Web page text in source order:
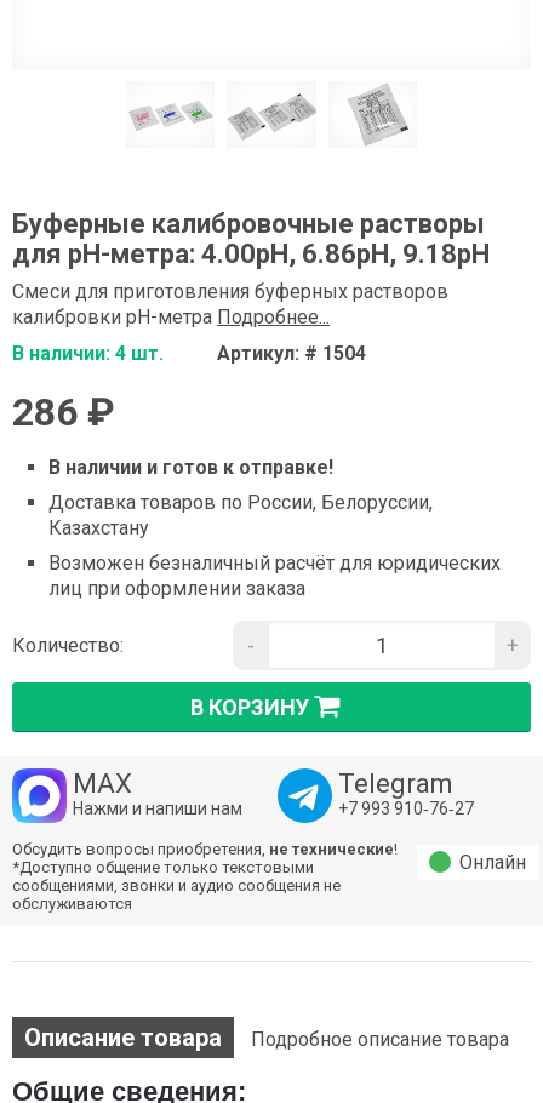
Буферные калибровочные растворы
для pH-метра: 4.00pH, 6.86pH, 9.18pH
Смеси для приготовления буферных растворов
калибровки pH-метра Подробнее...
В наличии: 4 шт.
Артикул: # 1504
286 ₽
В наличии и готов к отправке!
Доставка товаров по России, Белоруссии,
Казахстану
Возможен безналичный расчёт для юридических
лиц при оформлении заказа
Количество: - +
В КОРЗИНУ
MAX
Нажми и напиши нам
Telegram
+7 993 910‑76‑27
Обсудить вопросы приобретения, не технические!
*Доступно общение только текстовыми
сообщениями, звонки и аудио сообщения не
обслуживаются
Онлайн
Описание товара Подробное описание товара
Общие сведения: